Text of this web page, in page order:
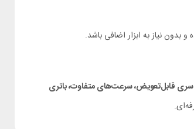
بدون نیاز به ابزار اضافی باشد.
قابل‌تعویض، سرعت‌های متفاوت، باتری